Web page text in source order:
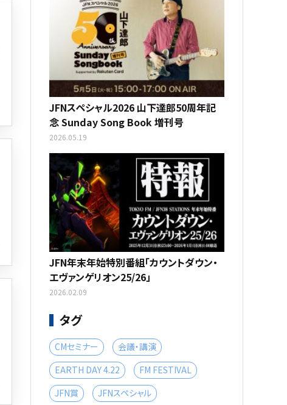
JFNスペシャル2026 山下達郎50周年記
念 Sunday Song Book 増刊号
2026.05.19
JFN年末年始特別番組「カウントダウン・
エヴァンゲリオン25/26」
2026.02.09
タグ
CMセミナー
会議・講演
EARTH DAY 4.22
FM FESTIVAL
JFN賞
JFNスペシャル